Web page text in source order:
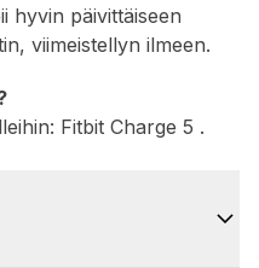
hyvin päivittäiseen
viimeistellyn ilmeen.
Fitbit Charge 5 .